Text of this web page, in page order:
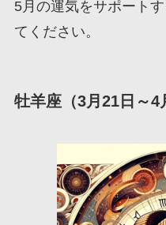
5月の運気をサポート
てください。
牡羊座（3月21日～